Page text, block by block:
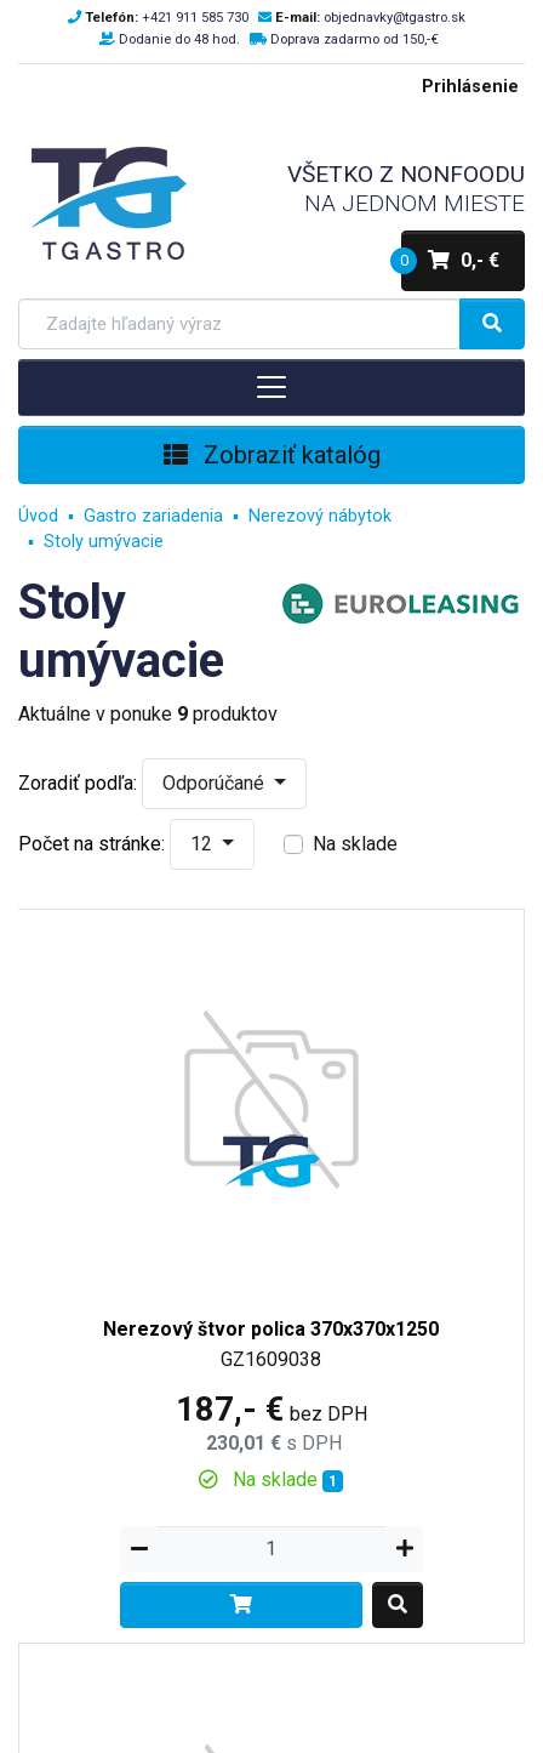
Telefón: +421 911 585 730 E-mail: objednavky@tgastro.sk
Dodanie do 48 hod.
Doprava zadarmo od 150,-€
Prihlásenie
VŠETKO Z NONFOODU
NA JEDNOM MIESTE
0 0,- €
Zobraziť katalóg
Úvod Gastro zariadenia
Nerezový nábytok
Stoly umývacie
Stoly
umývacie
Aktuálne v ponuke 9 produktov
Zoradiť podľa: Odporúčané
Počet na stránke: 12 Na sklade
Nerezový štvor polica 370x370x1250
GZ1609038
187,- € bez DPH
230,01 € s DPH
Na sklade 1